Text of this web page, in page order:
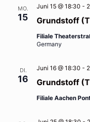
MO.
15 Grundstoff
Juni 15 @ 18:30 -
Filiale
Germany
DI.
16 Grundstoff
Juni 16 @ 18:30 -
Filiale Aachen